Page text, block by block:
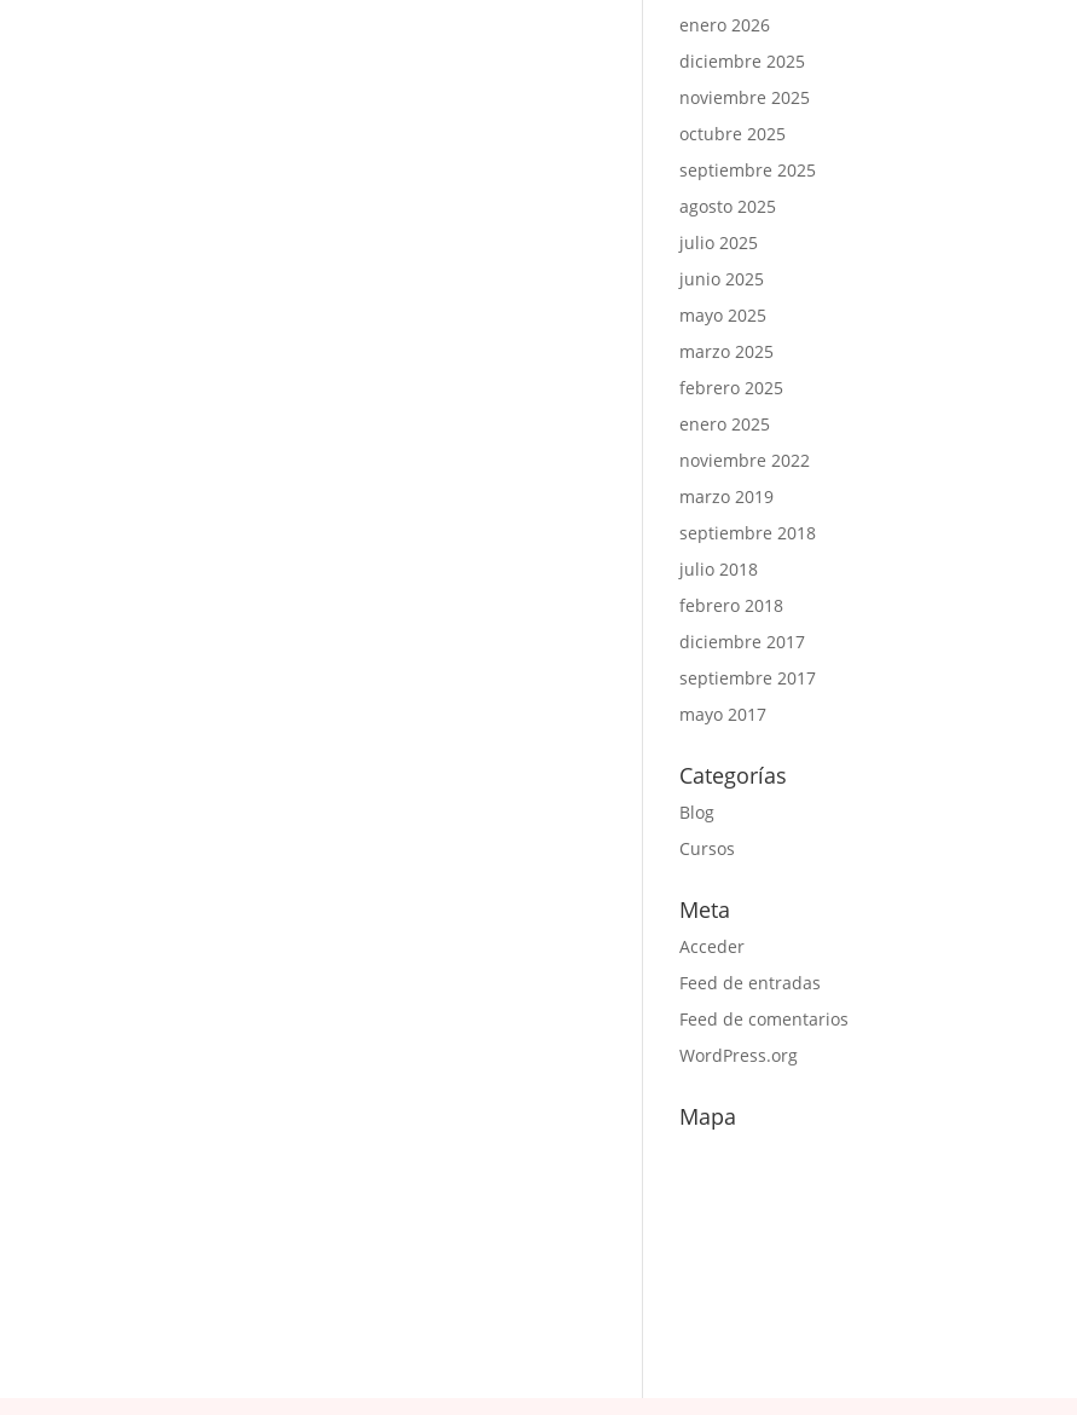
enero 2026
diciembre 2025
noviembre 2025
octubre 2025
septiembre 2025
agosto 2025
julio 2025
junio 2025
mayo 2025
marzo 2025
febrero 2025
enero 2025
noviembre 2022
marzo 2019
septiembre 2018
julio 2018
febrero 2018
diciembre 2017
septiembre 2017
mayo 2017
Categorías
Blog
Cursos
Meta
Acceder
Feed de entradas
Feed de comentarios
WordPress.org
Mapa